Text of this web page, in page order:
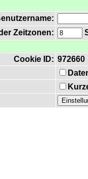
Zeitzonen:
Cookie ID: 972660